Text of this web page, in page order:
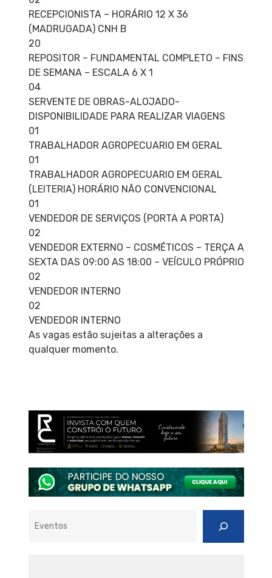
RECEPCIONISTA – HORÁRIO 12 X 36
(MADRUGADA) CNH B
20
REPOSITOR – FUNDAMENTAL COMPLETO – FINS
DE SEMANA – ESCALA 6 X 1
04
SERVENTE DE OBRAS-ALOJADO-
DISPONIBILIDADE PARA REALIZAR VIAGENS
01
TRABALHADOR AGROPECUARIO EM GERAL
01
TRABALHADOR AGROPECUARIO EM GERAL
(LEITERIA) HORÁRIO NÃO CONVENCIONAL
01
VENDEDOR DE SERVIÇOS (PORTA A PORTA)
02
VENDEDOR EXTERNO – COSMÉTICOS – TERÇA A
SEXTA DAS 09:00 AS 18:00 – VEÍCULO PRÓPRIO
02
VENDEDOR INTERNO
02
VENDEDOR INTERNO
As vagas estão sujeitas a alterações a
qualquer momento.